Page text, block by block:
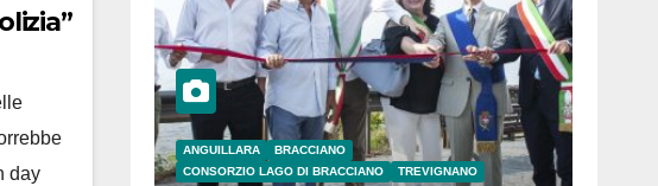
day
ANGUILLARA
BRACCIANO
CONSORZIO LAGO DI BRACCIANO
TREVIGNANO